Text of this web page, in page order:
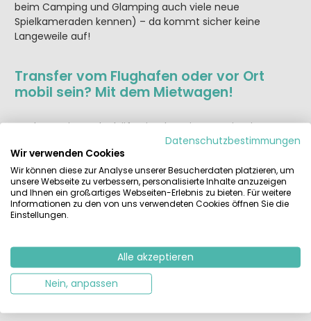
beim Camping und Glamping auch viele neue
Spielkameraden kennen) – da kommt sicher keine
Langeweile auf!
Transfer vom Flughafen oder vor Ort
mobil sein? Mit dem Mietwagen!
An den meisten Flughäfen in Glamping-Destinationen
finden Sie eine große Auswahl an Autovermietern. Mithilfe
von deren Webseiten oder Preisvergleichs-Portalen
haben Sie ruckzuck Ihr preiswertes Wunschauto gebucht.
Falls Sie mit Bus und Bahn vom Airport zum Campingplatz
reisen: Für Ausflüge, Besichtigungs- oder Einkaufstouren
vor Ort bieten viele Campingplätze Leihräder, Mietautos
Busausflug oder mit Linienbussen nahegelegene
Sehenswürdigkeiten erkunden. Wenn Sie eine touristisch
reizvolle Stadt besuchen möchten, ist das auch viel
entspannter als mit dem Auto. Die Camping-Rezeption
Datenschutzbestimmungen
Wir verwenden Cookies
Wir können diese zur Analyse unserer Besucherdaten platzieren, um
unsere Webseite zu verbessern, personalisierte Inhalte anzuzeigen
und Ihnen ein großartiges Webseiten-Erlebnis zu bieten. Für weitere
Informationen zu den von uns verwendeten Cookies öffnen Sie die
Einstellungen.
Alle akzeptieren
Nein, anpassen